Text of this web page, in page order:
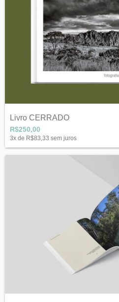
Livro CERRADO
R$250,00
3x de R$83,33 sem juros